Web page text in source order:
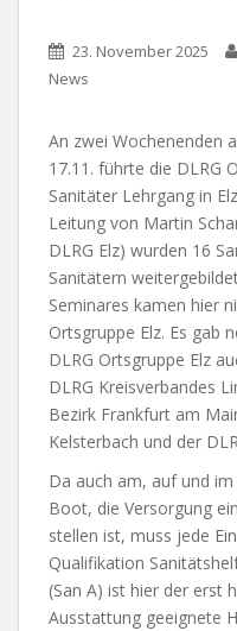
23. November 2025
News
An zwei Wochenenden
17.11. führte die DLRG
Sanitäter Lehrgang in
Leitung von Martin
DLRG Elz) wurden 16
Sanitätern
Seminares kamen hier
Ortsgruppe Elz. Es gab
DLRG Ortsgruppe Elz
DLRG Kreisverbandes
Bezirk Frankfurt am
Kelsterbach und der
Da auch am, auf und
Boot, die Versorgung
stellen ist, muss jede
Qualifikation
(San A) ist hier der erst
Ausstattung geeignete